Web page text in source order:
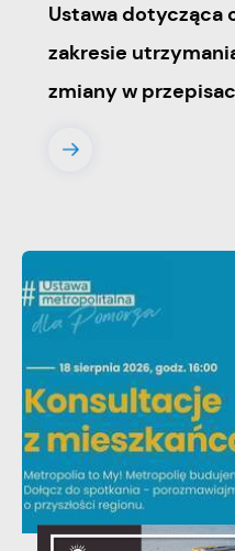
Ustawa dotycząca
zakresie
zmiany w